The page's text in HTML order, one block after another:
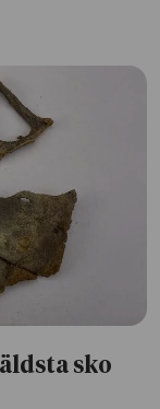
sko